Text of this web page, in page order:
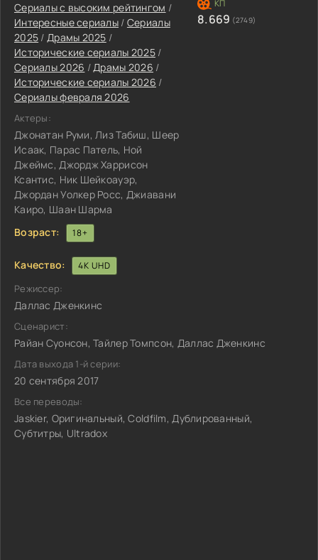
Сериалы с высоким рейтингом /
Интересные сериалы / Сериалы
2025 / Драмы 2025 /
Исторические сериалы 2025 /
Сериалы 2026 /Драмы 2026 /
Исторические сериалы 2026 /
Сериалы февраля 2026
Актеры:
Джонатан Руми, Лиз Табиш, Шеер
Исаак, Парас Патель, Ной
Джеймс, Джордж Харрисон
Ксантис, Ник Шейкоауэр,
Джордан Уолкер Росс, Джиавани
Каиро, Шаан Шарма
Возраст:
18+
8.669 (2749)
Качество: 4K UHD
Режиссер:
Даллас Дженкинс
Сценарист:
Райан Суонсон, Тайлер Томпсон, Даллас Дженкинс
Дата выхода 1-й серии:
20 сентября 2017
Все переводы:
Jaskier, Оригинальный, Coldfilm, Дублированный,
Субтитры, Ultradox